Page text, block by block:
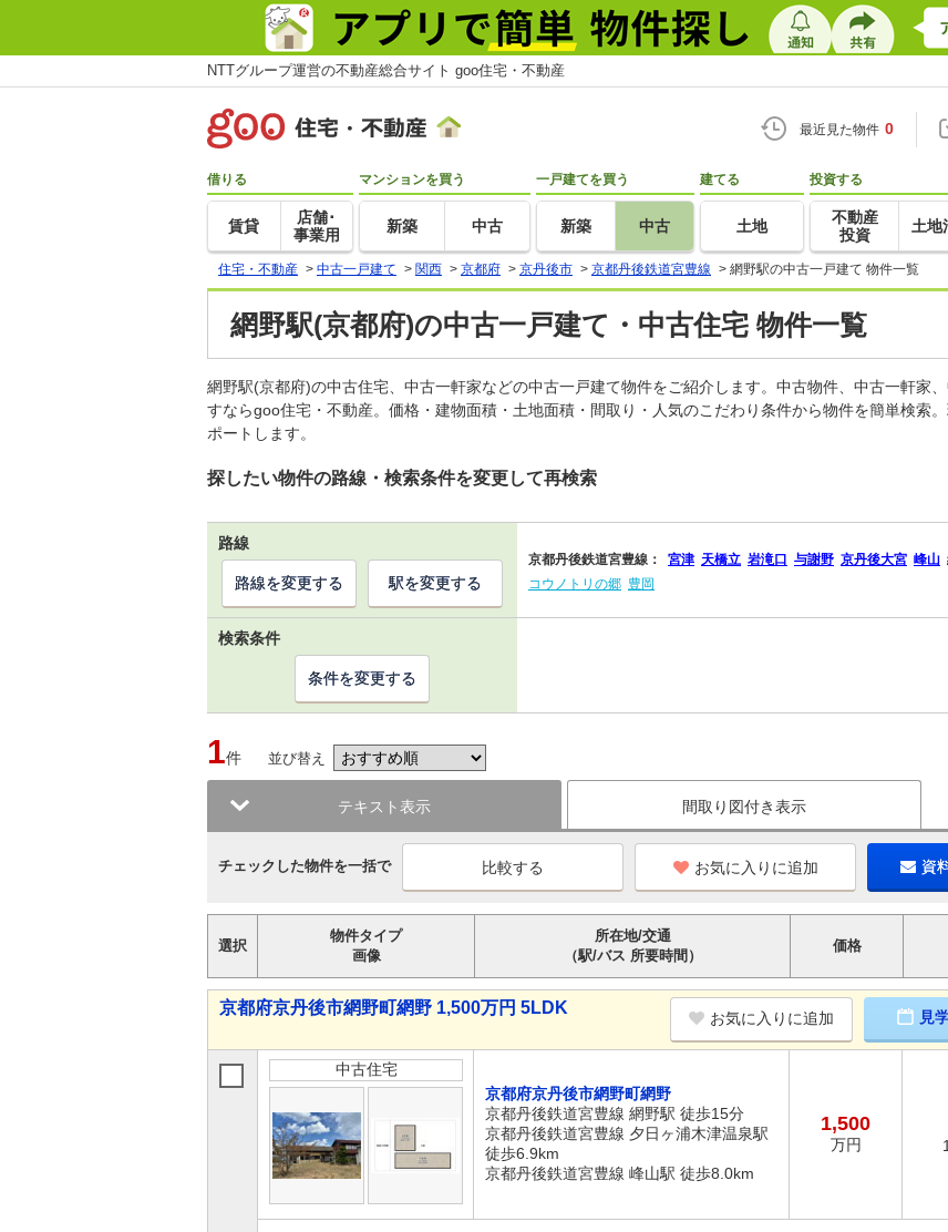
NTTグループ運営の不動産総合サイト goo住宅・不動産
最近見た物件 0
借りる
賃貸
店舗･
事業用
マンションを買う
新築 中古
一戸建てを買う
新築 中古
建てる
土地
投資する
不動産
投資
土地
住宅・不動産 > 中古一戸建て > 関西 > 京都府 > 京丹後市 > 京都丹後鉄道宮豊線 > 網野駅の中古一戸建て 物件一覧
網野駅(京都府)の中古一戸建て・中古住宅 物件一覧
網野駅(京都府)の中古住宅、中古一軒家などの中古一戸建て物件をご紹介します。中古物件、中古一軒家
すならgoo住宅・不動産。価格・建物面積・土地面積・間取り・人気のこだわり条件から物件を簡単検索
ポートします。
探したい物件の路線・検索条件を変更して再検索
路線
京都丹後鉄道宮豊線： 宮津 天橋立 岩滝口 与謝野 京丹後大宮 峰山
コウノトリの郷 豊岡
路線を変更する 駅を変更する
検索条件
条件を変更する
1件 並び替え
テキスト表示 間取り図付き表示
チェックした物件を一括で お気に入りに追加 資
選択
物件タイプ
画像
所在地/交通
（駅/バス 所要時間）
価格
京都府京丹後市網野町網野 1,500万円 5LDK
お気に入りに追加 見
中古住宅
京都府京丹後市網野町網野
京都丹後鉄道宮豊線 網野駅 徒歩15分
京都丹後鉄道宮豊線 夕日ヶ浦木津温泉駅
徒歩6.9km
京都丹後鉄道宮豊線 峰山駅 徒歩8.0km
1,500
万円